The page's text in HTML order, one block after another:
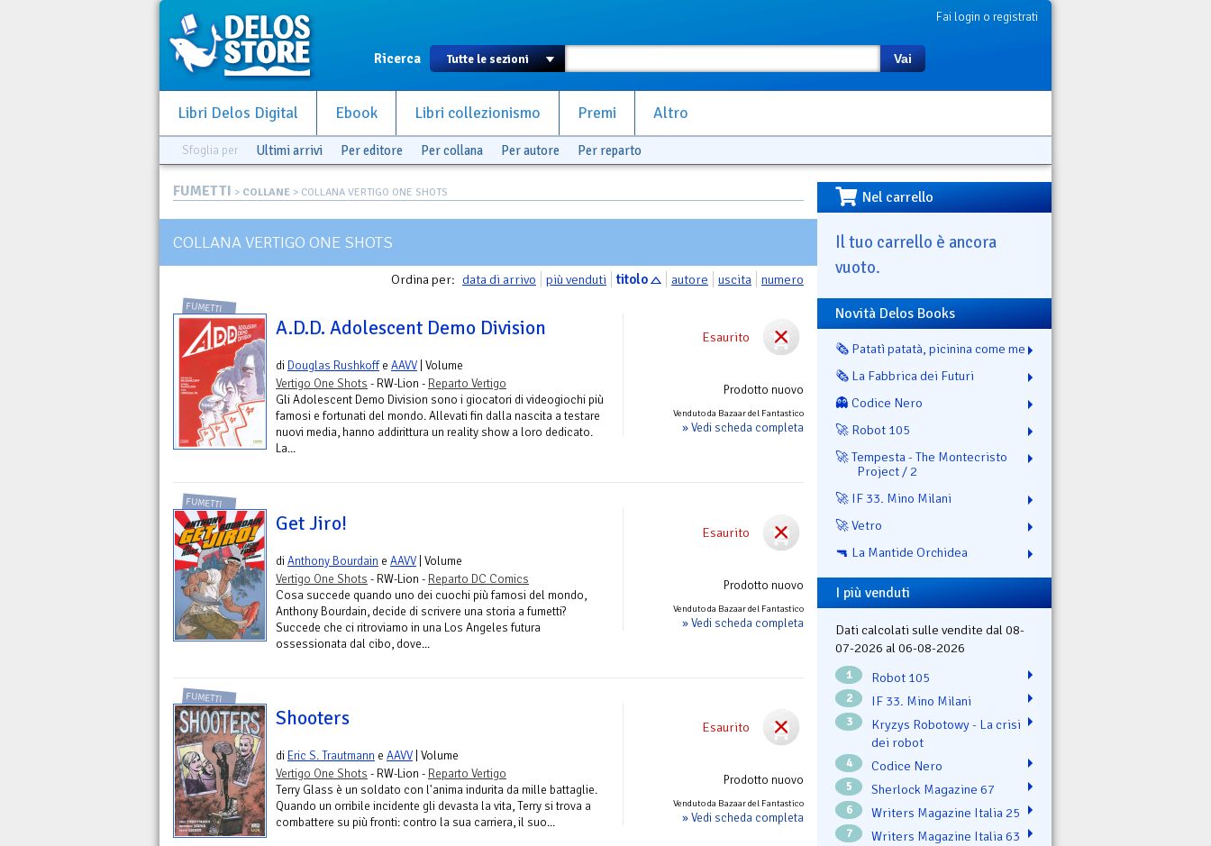
Fai login o registrati
Ricerca Vai
Libri Delos Digital Ebook Libri collezionismo Premi Altro
Sfoglia per Ultimi arrivi Per editore Per collana Per autore Per reparto
FUMETTI > COLLANE > COLLANA VERTIGO ONE SHOTS
COLLANA VERTIGO ONE SHOTS
Ordina per: data di arrivo più venduti titolo autore uscita numero
Esaurito
Prodotto nuovo
Venduto da Bazaar del Fantastico
» Vedi scheda completa
FUMETTI
A.D.D. Adolescent Demo Division
di Douglas Rushkoffe AAVV | Volume
Vertigo One Shots - RW-Lion - Reparto Vertigo
Gli Adolescent Demo Division sono i giocatori di videogiochi più
famosi e fortunati del mondo. Allevati fin dalla nascita a testare
nuovi media, hanno addirittura un reality show a loro dedicato.
La...
Esaurito
Prodotto nuovo
Venduto da Bazaar del Fantastico
» Vedi scheda completa
FUMETTI
Get Jiro!
diAnthony Bourdain e AAVV | Volume
Vertigo One Shots - RW-Lion - Reparto DC Comics
Cosa succede quando uno dei cuochi più famosi del mondo,
Anthony Bourdain, decide di scrivere una storia a fumetti?
Succede che ci ritroviamo in una Los Angeles futura
ossessionata dal cibo, dove...
Esaurito
Prodotto nuovo
Venduto da Bazaar del Fantastico
» Vedi scheda completa
FUMETTI
Shooters
di Eric S. Trautmann e AAVV | Volume
Vertigo One Shots - RW-Lion - Reparto Vertigo
Terry Glass è un soldato con l'anima indurita da mille battaglie.
Quando un orribile incidente gli devasta la vita, Terry si trova a
combattere su più fronti: contro la sua carriera, il suo...
Nel carrello
Il tuo carrello è ancora
vuoto.
Novità Delos Books
🗞️ Patatì patatà, picinina come me
🗞️ La Fabbrica dei Futuri
👻 Codice Nero
🚀 Robot 105
🚀 Tempesta - The Montecristo
Project / 2
🚀 IF 33. Mino Milani
🚀 Vetro
🔫 La Mantide Orchidea
I più venduti
Dati calcolati sulle vendite dal 08-
07-2026 al 06-08-2026
1 Robot 105
2 IF 33. Mino Milani
3
Kryzys Robotowy - La crisi
dei robot
4 Codice Nero
5 Sherlock Magazine 67
6 Writers Magazine Italia 25
7 Writers Magazine Italia 63